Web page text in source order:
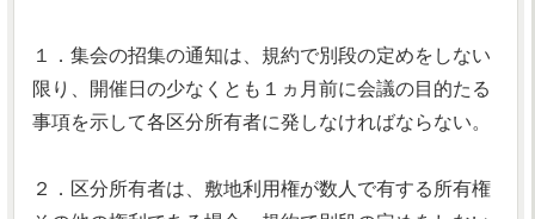
１．集会の招集の通知は、規約で別段の定めをしない
限り、開催日の少なくとも１ヵ月前に会議の目的たる
事項を示して各区分所有者に発しなければならない。
２．区分所有者は、敷地利用権が数人で有する所有権